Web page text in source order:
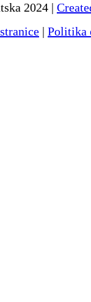
2024 |
| Politika